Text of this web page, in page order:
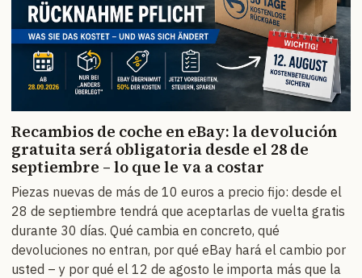
Recambios de coche en eBay: la devolución
gratuita será obligatoria desde el 28 de
septiembre – lo que le va a costar
Piezas nuevas de más de 10 euros a precio fijo: desde el
28 de septiembre tendrá que aceptarlas de vuelta gratis
durante 30 días. Qué cambia en concreto, qué
devoluciones no entran, por qué eBay hará el cambio por
usted – y por qué el 12 de agosto le importa más que la